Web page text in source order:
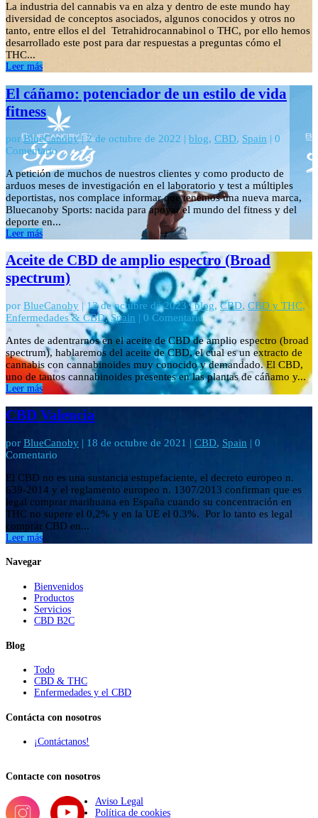
La industria del cannabis va en alza y dentro de este mundo hay
diversidad de conceptos asociados, algunos conocidos y otros no
tanto, entre ellos el del Tetrahidrocannabinol o THC, por ello hemos
desarrollado este post para dar respuestas a preguntas cómo el
THC...
Leer más
El cáñamo: potenciador de un estilo de vida
fitness
porBlueCanoby|2 de octubre de 2022 | blog, CBD, Spain | 0
Comentario
A petición de muchos de nuestros clientes y como producto de
arduos meses de investigación en el laboratorio y test a múltiples
deportistas, nos complace informar que tenemos una nueva marca,
Bluecanoby Sports: nacida para apoyar el mundo del fitness y del
deporte en...
Leer más
Aceite de CBD de amplio espectro (Broad
spectrum)
por BlueCanoby | 13 de octubre de 2023|blog,CBD, CBD y THC,
Enfermedades & CBD,Spain | 0 Comentario
Antes de adentrarnos en el aceite de CBD de amplio espectro (broad
spectrum), hablaremos del aceite de CBD, el cual es un extracto de
cannabis con cannabinoides muy conocido y demandado. El CBD,
uno de tantos cannabinoides presentes en las plantas de cáñamo y...
Leer más
CBD Valencia
por BlueCanoby | 18 de octubre de 2021 | CBD, Spain | 0
Comentario
El CBD no es una sustancia estupefaciente, el decreto europeo n.
639-2014 y el reglamento europeo n. 1307/2013 confirman que es
legal comprar marihuana en España cuando su concentración en
THC no supere el 0,2% y en la UE el 0.3%. Por lo tanto es legal
comprar CBD en...
Leer más
Navegar
Bienvenidos
Productos
Servicios
CBD B2C
Blog
Todo
CBD & THC
Enfermedades y el CBD
Contácta con nosotros
¡Contáctanos!
Contacte con nosotros
Aviso Legal
Política de cookies